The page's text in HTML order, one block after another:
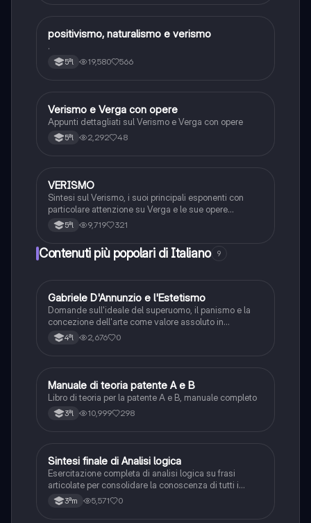
Italiano
positivismo, naturalismo e verismo
.
5ªl 19,580 566
Italiano
Verismo e Verga con opere
Appunti dettagliati sul Verismo e Verga con opere
5ªl 2,292 48
Italiano
VERISMO
Sintesi sul Verismo, i suoi principali esponenti con
particolare attenzione su Verga e le sue opere
principali
5ªl 9,719 321
Contenuti più popolari di Italiano 9
GItaliano
Gabriele D'Annunzio e l'Estetismo
Domande sull'ideale del superuomo, il panismo e la
concezione dell'arte come valore assoluto in
D'Annunzio.
4ªl 2,676 0
Italiano
Manuale di teoria patente A e B
Libro di teoria per la patente A e B, manuale completo
3ªl 10,999 298
SItaliano
Sintesi finale di Analisi logica
Esercitazione completa di analisi logica su frasi
articolate per consolidare la conoscenza di tutti i
complementi.
3ªm 5,571 0